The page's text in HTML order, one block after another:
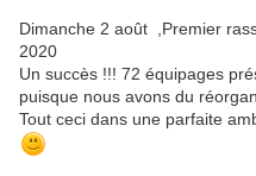
Dimanche 2 août ,Premier
2020
Un succès !!! 72 équipages
puisque nous avons du
Tout ceci dans une parfaite